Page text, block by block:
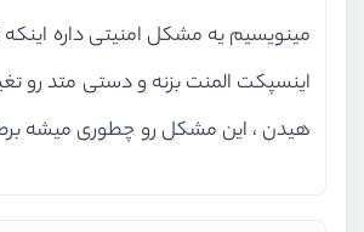
مینویسیم یه مشکل امنیتی داره اینکه
اینسپکت المنت بزنه و دستی متد رو
هیدن ، این مشکل رو چطوری میشه